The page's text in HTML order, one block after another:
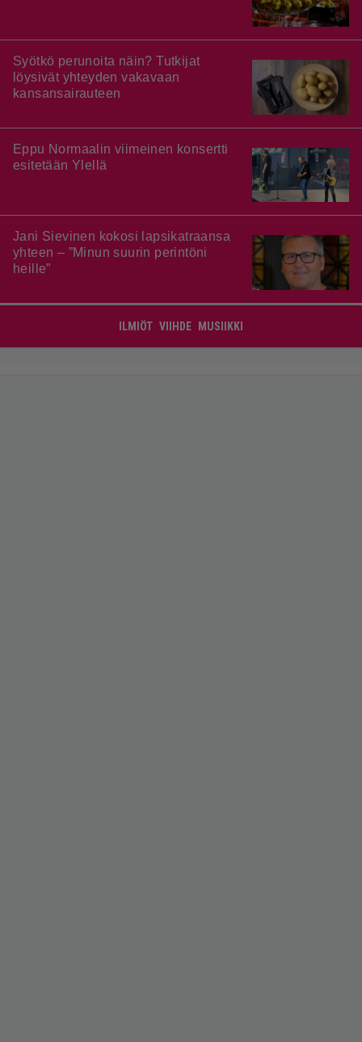
Syötkö perunoita näin? Tutkijat
löysivät yhteyden vakavaan
kansansairauteen
Eppu Normaalin viimeinen konsertti
esitetään Ylellä
Jani Sievinen kokosi lapsikatraansa
yhteen – ”Minun suurin perintöni
heille”
ILMIÖT VIIHDE MUSIIKKI